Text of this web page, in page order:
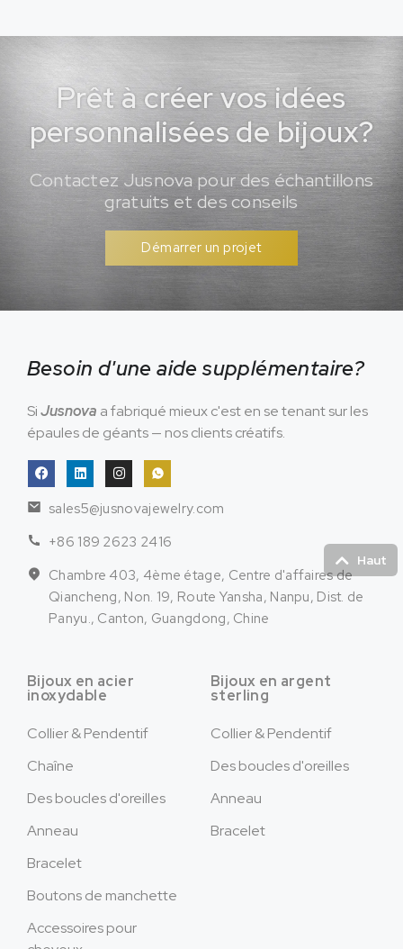
Haut
Prêt à créer vos idées
personnalisées de bijoux?
Contactez Jusnova pour des échantillons
gratuits et des conseils
Démarrer un projet
Besoin d'une aide supplémentaire?
SiJusnova a fabriqué mieux c'est en se tenant sur les
épaules de géants — nos clients créatifs.
sales5@jusnovajewelry.com
+86 189 2623 2416
Chambre 403, 4ème étage, Centre d'affaires de
Qiancheng, Non. 19, Route Yansha, Nanpu, Dist. de
Panyu., Canton, Guangdong, Chine
Bijoux en acier
inoxydable
Collier & Pendentif
Chaîne
Des boucles d'oreilles
Anneau
Bracelet
Boutons de manchette
Accessoires pour
Bijoux en argent
sterling
Collier & Pendentif
Des boucles d'oreilles
Anneau
Bracelet